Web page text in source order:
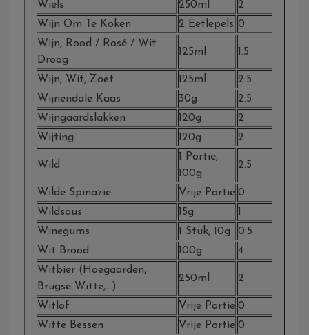
Wiels
250ml
2
Wijn Om Te Koken
2 Eetlepels 0
Wijn, Rood / Rosé / Wit
Droog
125ml 1.5
Wijn, Wit, Zoet 125ml
2.5
Wijnendale Kaas
30g
2.5
Wijngaardslakken
120g
2
Wijting
120g 2
Wild
1 Portie,
100g
2.5
Wilde Spinazie Vrije Portie 0
Wildsaus
15g
1
Winegums
1 Stuk, 10g
0.5
Wit Brood
100g
4
Witbier (Hoegaarden,
Brugse Witte,…)
250ml 2
Witlof Vrije Portie 0
Witte Bessen
Vrije Portie 0